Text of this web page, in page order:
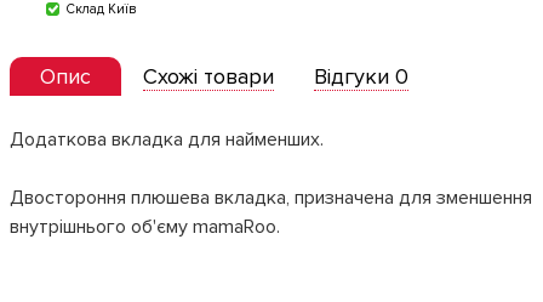
Склад Київ
Опис Схожі товари Відгуки 0
Додаткова вкладка для найменших.
Двостороння плюшева вкладка, призначена для зменшення
внутрішнього об'єму mamaRoo.